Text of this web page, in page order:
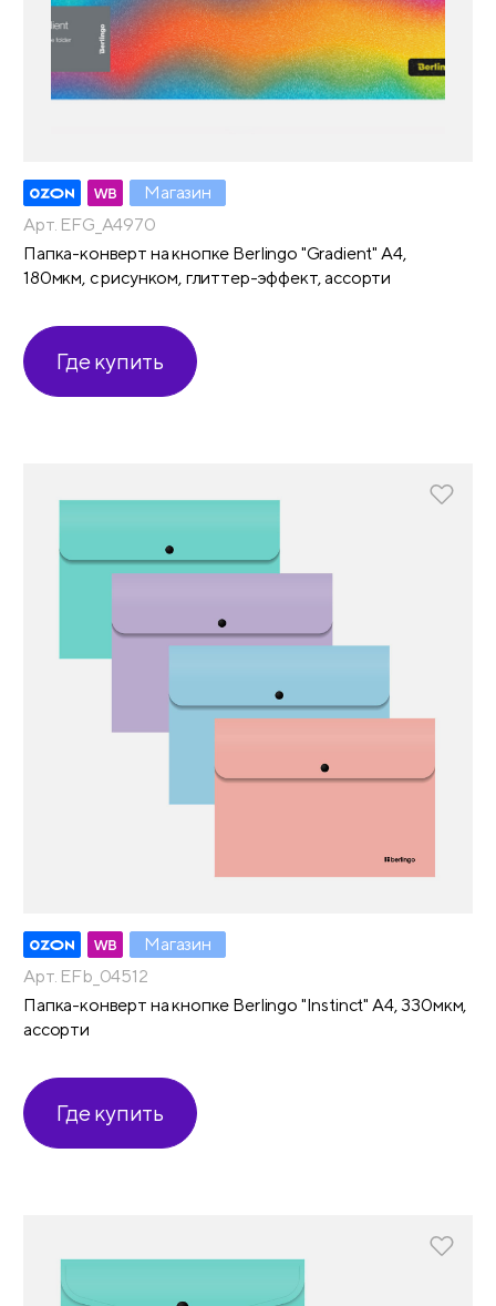
Магазин
Арт. EFG_A4970
Папка-конверт на кнопке Berlingo "Gradient" А4,
180мкм, с рисунком, глиттер-эффект, ассорти
Где купить
Магазин
Арт. EFb_04512
Папка-конверт на кнопке Berlingo "Instinct" А4, 330мкм,
ассорти
Где купить